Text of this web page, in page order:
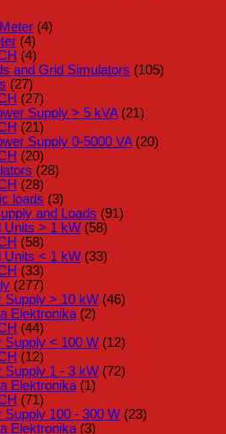
(4)
(4)
(4)
and Grid Simulators (105)
(27)
(27)
Supply > 5 kVA (21)
(21)
Supply 0-5000 VA (20)
(20)
(28)
(28)
loads (3)
and Loads (91)
Units > 1 kW (58)
(58)
Units < 1 kW (33)
(33)
(277)
Supply > 10 kW (46)
Elektronika (2)
(44)
Supply < 100 W (12)
(12)
Supply 1 - 3 kW (72)
Elektronika (1)
(71)
Supply 100 - 300 W (23)
Elektronika (3)